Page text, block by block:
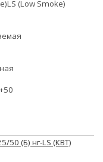
LS (Low Smoke)
50 (Б) нг-LS (КВТ)